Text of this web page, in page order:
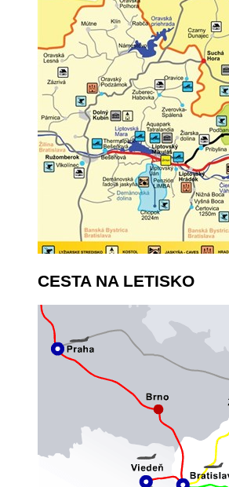
CESTA NA LETISKO